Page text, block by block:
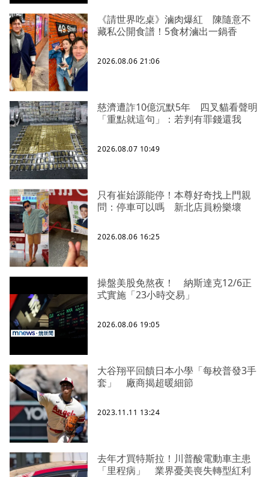
《請世界吃桌》滷肉爆紅 陳隨意不
藏私公開食譜！5食材滷出一鍋香
2026.08.06 21:06
慈濟遭詐10億沉默5年 四叉貓看聲明
「重點就這句」：若判有罪錢還我
2026.08.07 10:49
只有崔始源能停！本尊好奇找上門親
問：停車可以嗎 新北店員粉樂壞
2026.08.06 16:25
操盤美股免熬夜！ 納斯達克12/6正
式實施「23小時交易」
2026.08.06 19:05
大谷翔平回饋日本小學「每校普發3手
套」 廠商揭超暖細節
2023.11.11 13:24
去年才買特斯拉！川普酸電動車主患
「里程病」 業界憂美喪失轉型紅利